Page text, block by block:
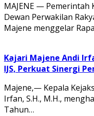
MAJENE — Pemerintah
Dewan Perwakilan
Majene menggelar
Kajari Majene Andi
IJS, Perkuat Sinergi
Majene,— Kepala
Irfan, S.H., M.H.,
Tahun…